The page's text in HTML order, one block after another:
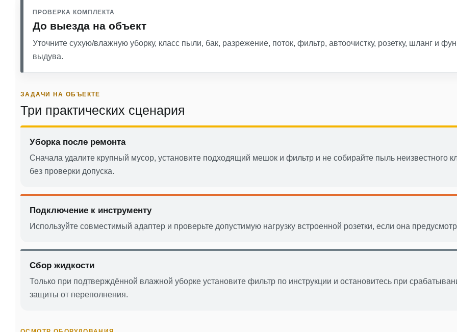
ПРОВЕРКА КОМПЛЕКТА
До выезда на объект
Уточните сухую/влажную уборку, класс пыли, бак, разрежение, поток, фильтр, автоочистку, розетку, шланг и
выдува.
ЗАДАЧИ НА ОБЪЕКТЕ
Три практических сценария
Уборка после ремонта
Сначала удалите крупный мусор, установите подходящий мешок и фильтр и не собирайте пыль неизвестного
без проверки допуска.
Подключение к инструменту
Используйте совместимый адаптер и проверьте допустимую нагрузку встроенной розетки, если она
Сбор жидкости
Только при подтверждённой влажной уборке установите фильтр по инструкции и остановитесь при
защиты от переполнения.